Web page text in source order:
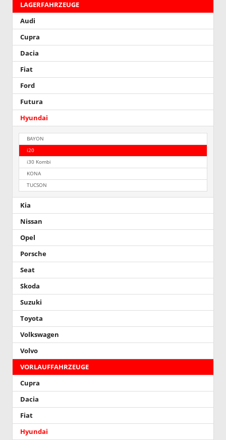
LAGERFAHRZEUGE
Audi
Cupra
Dacia
Fiat
Ford
Futura
Hyundai
BAYON
i20
i30 Kombi
KONA
TUCSON
Kia
Nissan
Opel
Porsche
Seat
Skoda
Suzuki
Toyota
Volkswagen
Volvo
VORLAUFFAHRZEUGE
Cupra
Dacia
Fiat
Hyundai